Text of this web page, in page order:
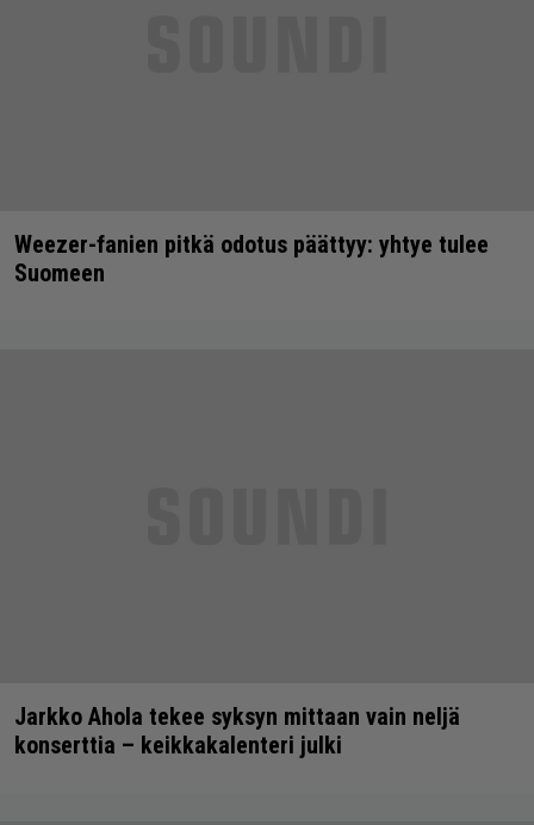
Weezer-fanien pitkä odotus päättyy: yhtye tulee
Suomeen
Jarkko Ahola tekee syksyn mittaan vain neljä
konserttia – keikkakalenteri julki